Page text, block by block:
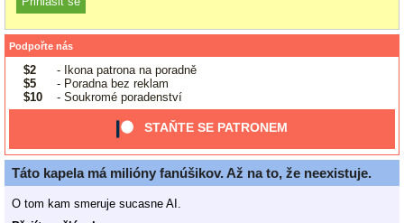
Podpořte nás
$2
- Ikona patrona na poradně
$5
- Poradna bez reklam
$10
- Soukromé poradenství
STAŇTE SE PATRONEM
Táto kapela má milióny fanúšikov. Až na to, že neexistuje.
O tom kam smeruje sucasne AI.